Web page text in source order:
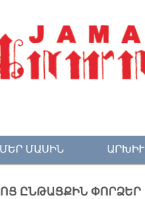
ՄԵՐ ՄԱՍԻՆ ԱՐԽԻՒ
ԸՆԹԱՑՔԻՆ ՓՈՐՁԵՐ